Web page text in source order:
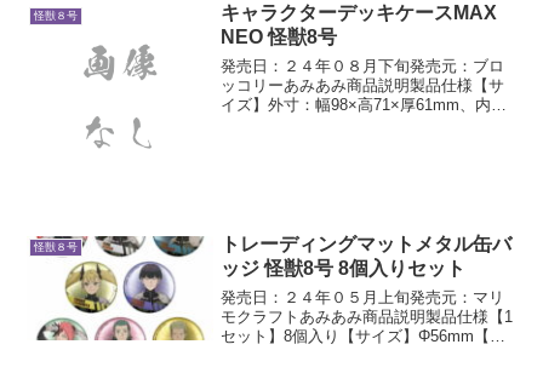
怪獣８号
キャラクターデッキケースMAX
NEO 怪獣8号
発売日：２４年０８月下旬発売元：ブロ
ッコリーあみあみ商品説明製品仕様【サ
イズ】外寸：幅98×高71×厚61mm、内
怪獣８号
トレーディングマットメタル缶バ
ッジ 怪獣8号 8個入りセット
発売日：２４年０５月上旬発売元：マリ
モクラフトあみあみ商品説明製品仕様【1
セット】8個入り【サイズ】Φ56mm【素